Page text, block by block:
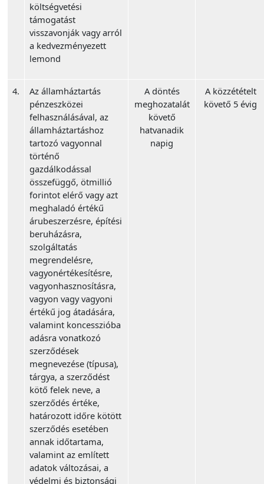
költségvetési
támogatást
visszavonják vagy arról
a kedvezményezett
lemond
4.
Az államháztartás
pénzeszközei
felhasználásával, az
államháztartáshoz
tartozó vagyonnal
történő
gazdálkodással
összefüggő, ötmillió
forintot elérő vagy azt
meghaladó értékű
árubeszerzésre, építési
beruházásra,
szolgáltatás
megrendelésre,
vagyonértékesítésre,
vagyonhasznosításra,
vagyon vagy vagyoni
értékű jog átadására,
valamint koncesszióba
adásra vonatkozó
szerződések
megnevezése (típusa),
tárgya, a szerződést
kötő felek neve, a
szerződés értéke,
határozott időre kötött
szerződés esetében
annak időtartama,
valamint az említett
adatok változásai, a
védelmi és biztonsági
A döntés
meghozatalát
követő
hatvanadik
napig
A közzétételt
követő 5 évig